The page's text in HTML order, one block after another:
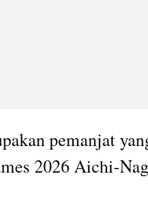
pemanjat
2026 Aichi-